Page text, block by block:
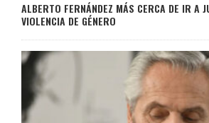
ALBERTO FERNÁNDEZ MÁS CERCA DE IR A
VIOLENCIA DE GÉNERO